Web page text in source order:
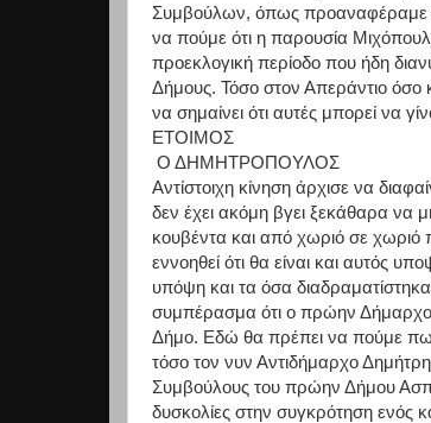
Συμβούλων, όπως προαναφέραμε
να πούμε ότι η παρουσία
προεκλογική περίοδο που ήδη
Δήμους. Τόσο στον Απεράντιο
να σημαίνει ότι αυτές μπορεί να
ΕΤΟΙΜΟΣ
Ο ΔΗΜΗΤΡΟΠΟΥΛΟΣ
Αντίστοιχη κίνηση άρχισε να
δεν έχει ακόμη βγει ξεκάθαρα να
κουβέντα και από χωριό σε χωριό
εννοηθεί ότι θα είναι και αυτός
υπόψη και τα όσα
συμπέρασμα ότι ο πρώην
Δήμο. Εδώ θα πρέπει να πούμε πως
τόσο τον νυν Αντιδήμαρχο
Συμβούλους του πρώην Δήμου
δυσκολίες στην συγκρότηση ενός